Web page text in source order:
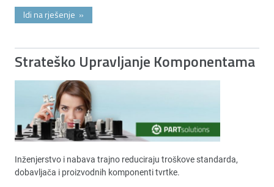
Idi na rješenje »
Strateško Upravljanje Komponentama
Inženjerstvo i nabava trajno reduciraju troškove standarda,
dobavljača i proizvodnih komponenti tvrtke.